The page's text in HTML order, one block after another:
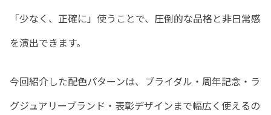
「少なく、正確に」使うことで、圧倒的な品格と非日常感
を演出できます。
今回紹介した配色パターンは、ブライダル・周年記念・ラ
グジュアリーブランド・表彰デザインまで幅広く使えるの